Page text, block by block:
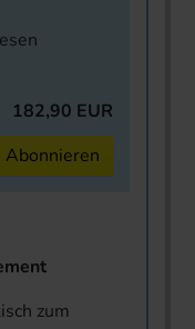
182,90 EUR
Abonnieren
zum